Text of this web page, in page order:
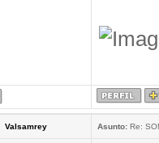
Valsamrey Asunto:Re: